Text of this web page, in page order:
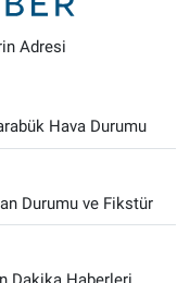
Adresi
Hava Durumu
Durumu ve Fikstür